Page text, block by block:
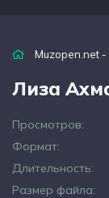
Muzopen.net -
Лиза
Просмотров:
Формат:
Длительность:
Размер файла: